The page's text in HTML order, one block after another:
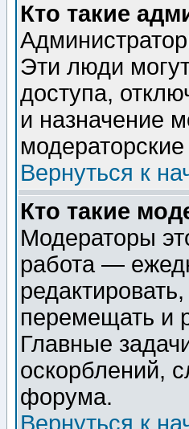
Кто такие
Эти люди
доступа,
и назначение
Вернуться к
Кто такие
Модераторы
работа —
перемещать и
Главные
оскорблений,
форума.
Вернуться к